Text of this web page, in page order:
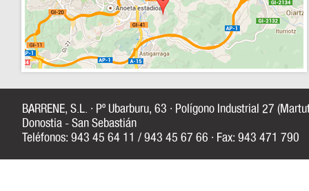
BARRENE, S.L. · Pº Ubarburu, 63 · Polígono Industrial 27
Donostia - San Sebastián
Teléfonos: 943 45 64 11 / 943 45 67 66 · Fax: 943 471 790